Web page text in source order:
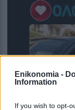
Enikonomia -
Information
If you wish to opt-